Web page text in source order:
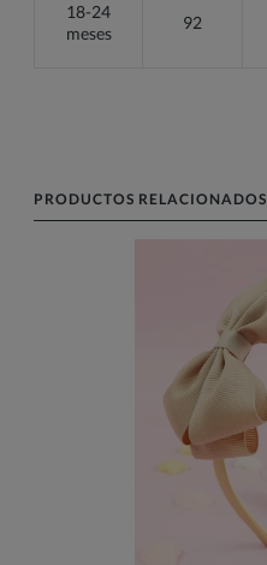
18-24
meses
92
PRODUCTOS RELACIONADOS